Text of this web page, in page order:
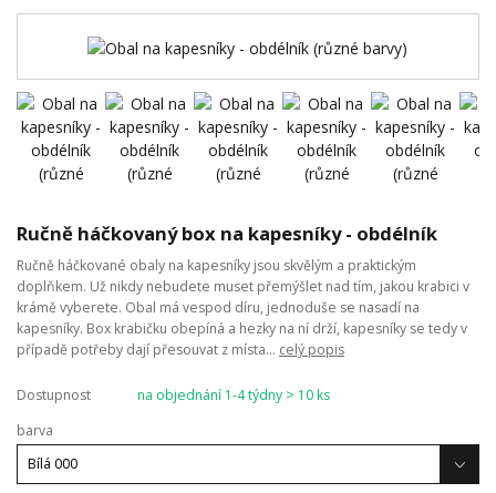
Ručně háčkovaný box na kapesníky - obdélník
Ručně háčkované obaly na kapesníky jsou skvělým a praktickým
doplňkem. Už nikdy nebudete muset přemýšlet nad tím, jakou krabici v
krámě vyberete. Obal má vespod díru, jednoduše se nasadí na
kapesníky. Box krabičku obepíná a hezky na ní drží, kapesníky se tedy v
případě potřeby dají přesouvat z místa... celý popis
Dostupnost
na objednání 1-4 týdny > 10 ks
barva